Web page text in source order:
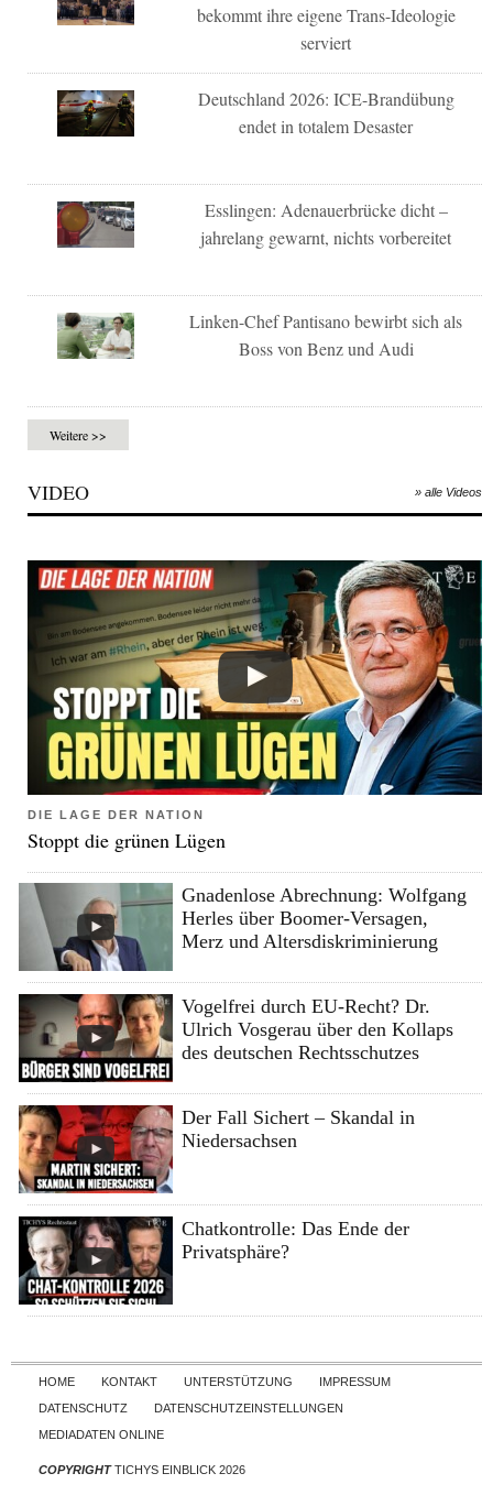
bekommt ihre eigene Trans-Ideologie
serviert
Deutschland 2026: ICE-Brandübung
endet in totalem Desaster
Esslingen: Adenauerbrücke dicht –
jahrelang gewarnt, nichts vorbereitet
Linken-Chef Pantisano bewirbt sich als
Boss von Benz und Audi
Weitere >>
VIDEO » alle Videos
DIE LAGE DER NATION
Stoppt die grünen Lügen
Gnadenlose Abrechnung: Wolfgang
Herles über Boomer-Versagen,
Merz und Altersdiskriminierung
Vogelfrei durch EU-Recht? Dr.
Ulrich Vosgerau über den Kollaps
des deutschen Rechtsschutzes
Der Fall Sichert – Skandal in
Niedersachsen
Chatkontrolle: Das Ende der
Privatsphäre?
Skip to content
HOME KONTAKT UNTERSTÜTZUNG
IMPRESSUM
DATENSCHUTZ
DATENSCHUTZEINSTELLUNGEN
MEDIADATEN ONLINE
COPYRIGHTTICHYS EINBLICK 2026